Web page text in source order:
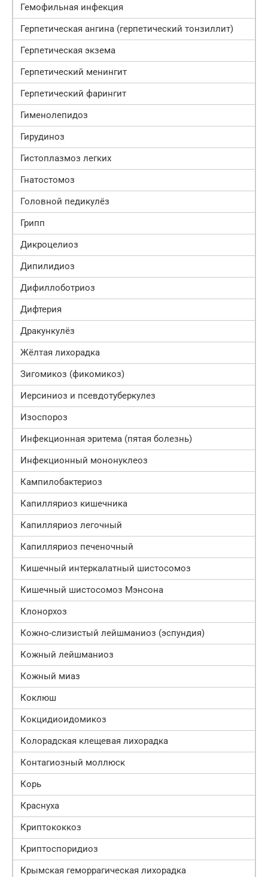
Гемофильная инфекция
Герпетическая ангина (герпетический тонзиллит)
Герпетическая экзема
Герпетический менингит
Герпетический фарингит
Гименолепидоз
Гирудиноз
Гистоплазмоз легких
Гнатостомоз
Головной педикулёз
Грипп
Дикроцелиоз
Дипилидиоз
Дифиллоботриоз
Дифтерия
Дракункулёз
Жёлтая лихорадка
Зигомикоз (фикомикоз)
Иерсиниоз и псевдотуберкулез
Изоспороз
Инфекционная эритема (пятая болезнь)
Инфекционный мононуклеоз
Кампилобактериоз
Капилляриоз кишечника
Капилляриоз легочный
Капилляриоз печеночный
Кишечный интеркалатный шистосомоз
Кишечный шистосомоз Мэнсона
Клонорхоз
Кожно-слизистый лейшманиоз (эспундия)
Кожный лейшманиоз
Кожный миаз
Коклюш
Кокцидиоидомикоз
Колорадская клещевая лихорадка
Контагиозный моллюск
Корь
Краснуха
Криптококкоз
Криптоспоридиоз
Крымская геморрагическая лихорадка